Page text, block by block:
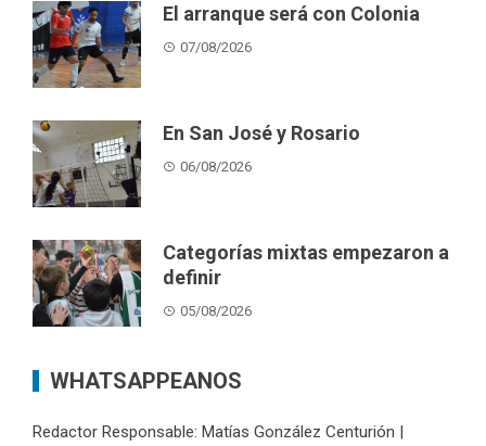
El arranque será con Colonia
07/08/2026
En San José y Rosario
06/08/2026
Categorías mixtas empezaron a
definir
05/08/2026
WHATSAPPEANOS
Redactor Responsable: Matías González Centurión |